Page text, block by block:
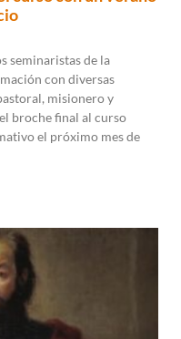
seminaristas de la
con diversas
misionero y
broche final al curso
el próximo mes de